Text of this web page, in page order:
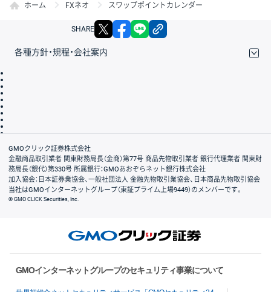
ホーム FXネオ スワップポイントカレンダー
SHARE X facebook
各種方針・規程・会社案内
会社案内
GMOクリック証券株式会社
金融商品取引業者 関東財務局長（金商）第77号 商品先物取引業者 銀行代理業者 関東財
務局長（銀代）第330号 所属銀行：GMOあおぞらネット銀行株式会社
加入協会：日本証券業協会、一般社団法人 金融先物取引業協会、日本商品先物取引協会
当社はGMOインターネットグループ（東証プライム上場9449）のメンバーです。
© GMO CLICK Securities, Inc.
GMOインターネットグループのセキュリティ事業について